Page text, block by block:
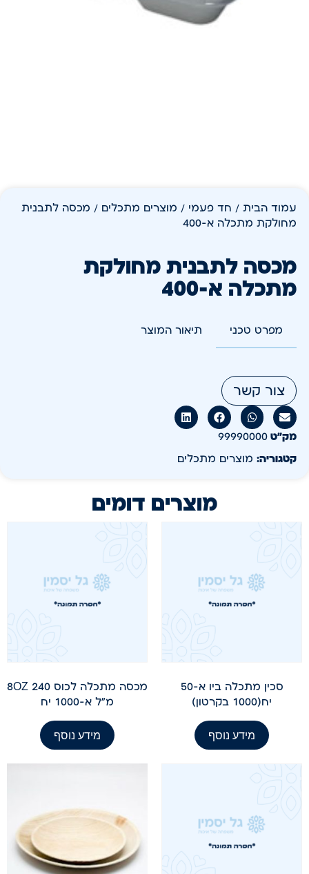
עמוד הבית / חד פעמי / מוצרים מתכלים / מכסה לתבנית
מחולקת מתכלה א-400
מכסה לתבנית מחולקת
מתכלה א-400
מפרט טכני תיאור המוצר
צור קשר
מק״ט 99990000
קטגוריה: מוצרים מתכלים
מוצרים דומים
סכין מתכלה ביו א-50
יח(1000 בקרטון)
מידע נוסף
מכסה מתכלה לכוס 8OZ 240
מ"ל א-1000 יח
מידע נוסף